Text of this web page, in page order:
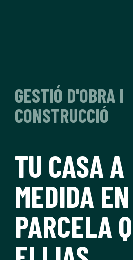
GESTIÓ D'OBRA I
CONSTRUCCIÓ
TU CASA A
MEDIDA
PARCELA